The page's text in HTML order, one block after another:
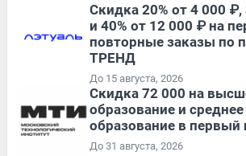
Скидка 20% от 4 000 ₽,
и 40% от 12 000 ₽ на
повторные заказы по
ТРЕНД
До 15 августа, 2026
Скидка 72 000 на
образование и
образование в первый
До 31 августа, 2026